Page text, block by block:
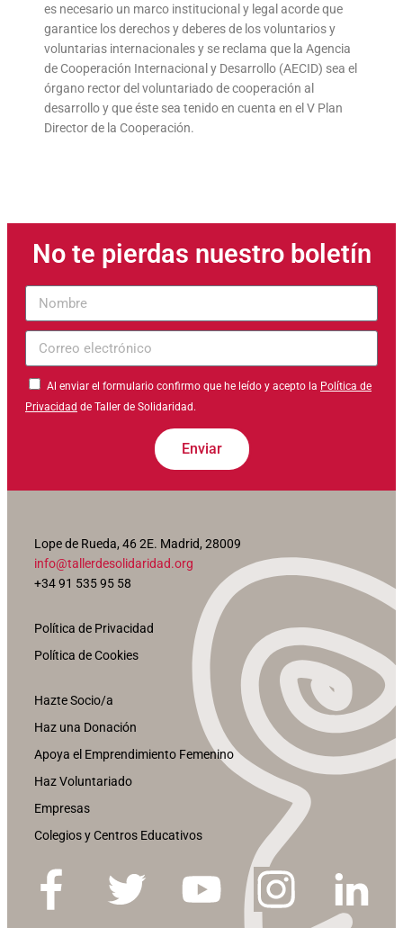
es necesario un marco institucional y legal acorde que
garantice los derechos y deberes de los voluntarios y
voluntarias internacionales y se reclama que la Agencia
de Cooperación Internacional y Desarrollo (AECID) sea el
órgano rector del voluntariado de cooperación al
desarrollo y que éste sea tenido en cuenta en el V Plan
Director de la Cooperación.
No te pierdas nuestro boletín
Al enviar el formulario confirmo que he leído y acepto la Política de
Privacidad de Taller de Solidaridad.
Enviar
Lope de Rueda, 46 2E. Madrid, 28009
info@tallerdesolidaridad.org
+34 91 535 95 58
Política de Privacidad
Política de Cookies
Hazte Socio/a
Haz una Donación
Apoya el Emprendimiento Femenino
Haz Voluntariado
Empresas
Colegios y Centros Educativos